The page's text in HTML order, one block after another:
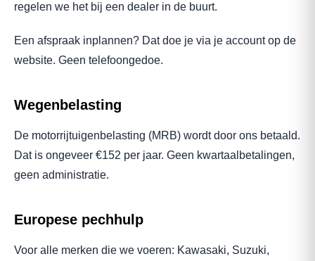
regelen we het bij een dealer in de buurt.
Een afspraak inplannen? Dat doe je via je account op de
website. Geen telefoongedoe.
Wegenbelasting
De motorrijtuigenbelasting (MRB) wordt door ons betaald.
Dat is ongeveer €152 per jaar. Geen kwartaalbetalingen,
geen administratie.
Europese pechhulp
Voor alle merken die we voeren: Kawasaki, Suzuki,